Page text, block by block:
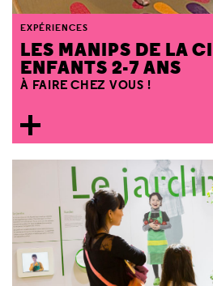
LES MANIPS DE LA
ENFANTS 2-7 ANS
À FAIRE CHEZ VOUS !
EXPÉRIENCES